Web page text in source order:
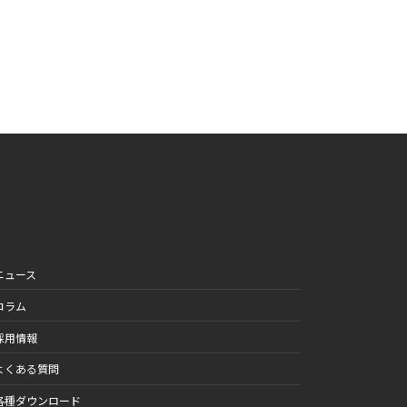
ュース
ラム
用情報
くある質問
種ダウンロード